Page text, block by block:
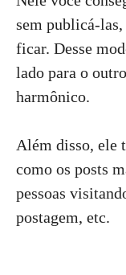
sem publicá-
ficar. Desse
lado para o
harmônico.
Além disso, ele
como os posts
pessoas
postagem, etc.